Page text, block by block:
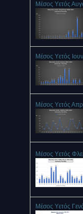
Μέσος Υετός
Μέσος Υετός
Μέσος Υετός
Μέσος Υετός
Μέσος Υετός